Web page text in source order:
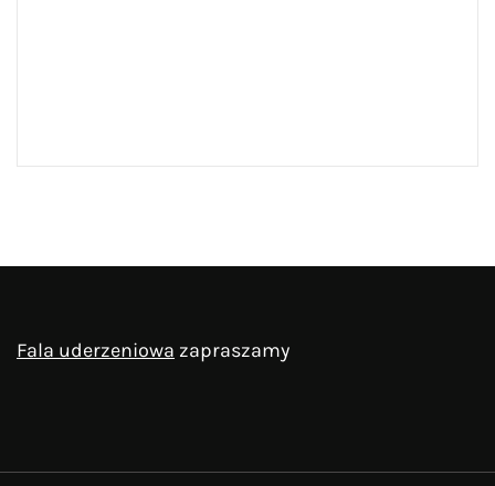
Fala uderzeniowa zapraszamy